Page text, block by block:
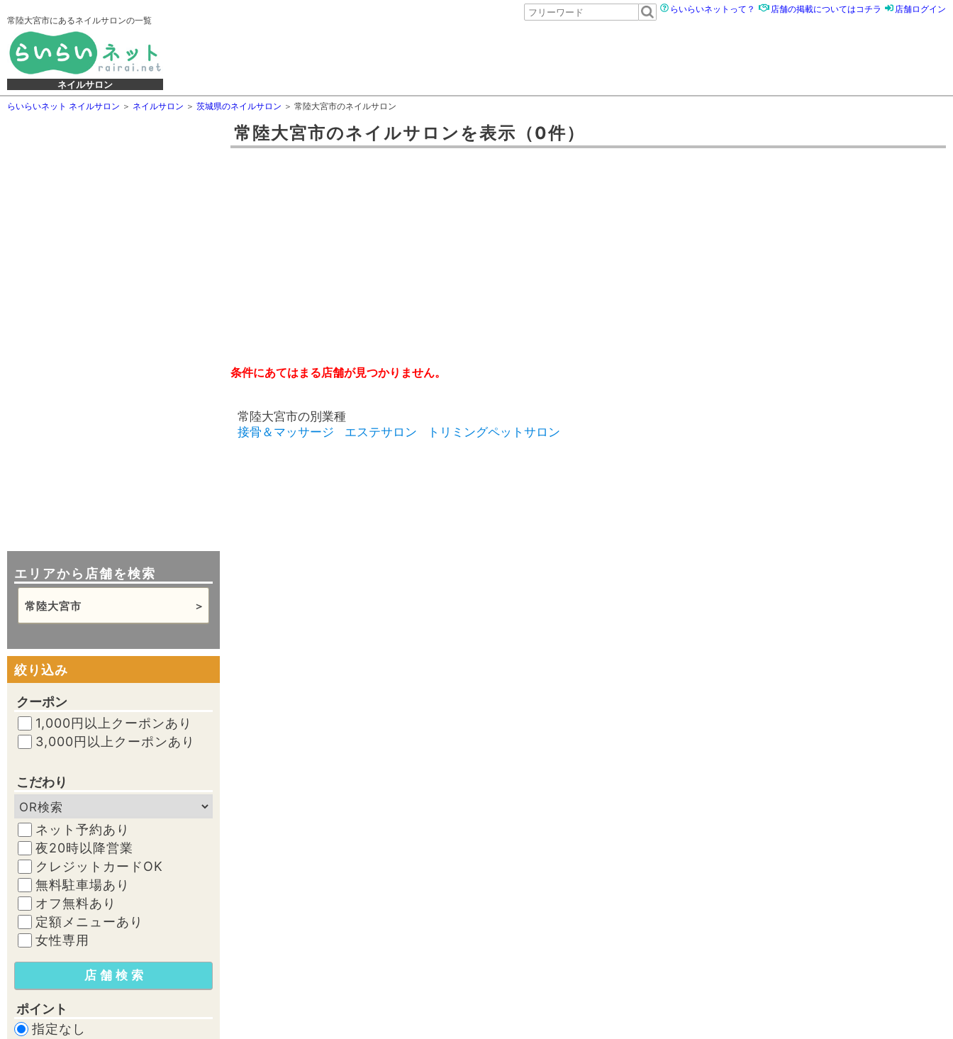
常陸大宮市にあるネイルサロンの一覧
ネイルサロン
らいらいネットって？ 店舗の掲載についてはコチラ 店舗ログイン
らいらいネット ネイルサロン ネイルサロン 茨城県のネイルサロン 常陸大宮市のネイルサロン
エリアから店舗を検索
常陸大宮市
絞り込み
クーポン
1,000円以上クーポンあり
3,000円以上クーポンあり
こだわり
ネット予約あり
夜20時以降営業
クレジットカードOK
無料駐車場あり
オフ無料あり
定額メニューあり
女性専用
ポイント
指定なし
常陸大宮市のネイルサロン を表示 （0件）
条件にあてはまる店舗が見つかりません。
常陸大宮市の別業種
接骨＆マッサージ
エステサロン トリミングペットサロン